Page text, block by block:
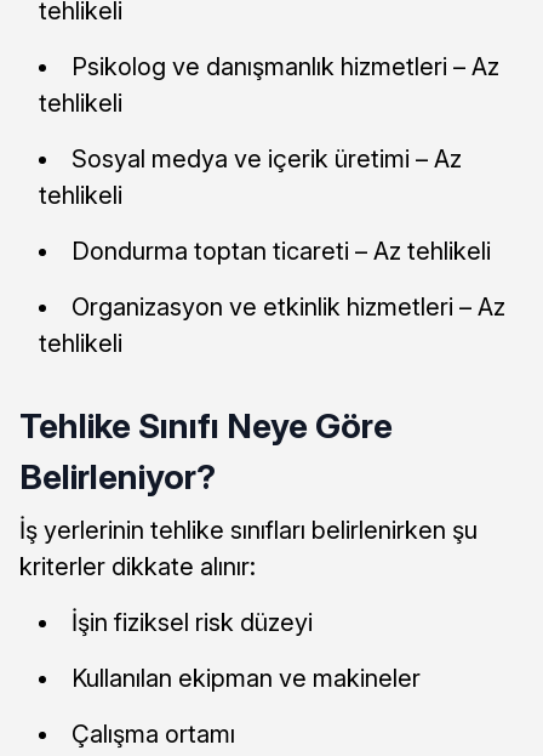
tehlikeli
Psikolog ve danışmanlık hizmetleri – Az
tehlikeli
Sosyal medya ve içerik üretimi – Az
tehlikeli
Dondurma toptan ticareti – Az tehlikeli
Organizasyon ve etkinlik hizmetleri – Az
tehlikeli
Tehlike Sınıfı Neye Göre
Belirleniyor?
İş yerlerinin tehlike sınıfları belirlenirken şu
kriterler dikkate alınır:
İşin fiziksel risk düzeyi
Kullanılan ekipman ve makineler
Çalışma ortamı